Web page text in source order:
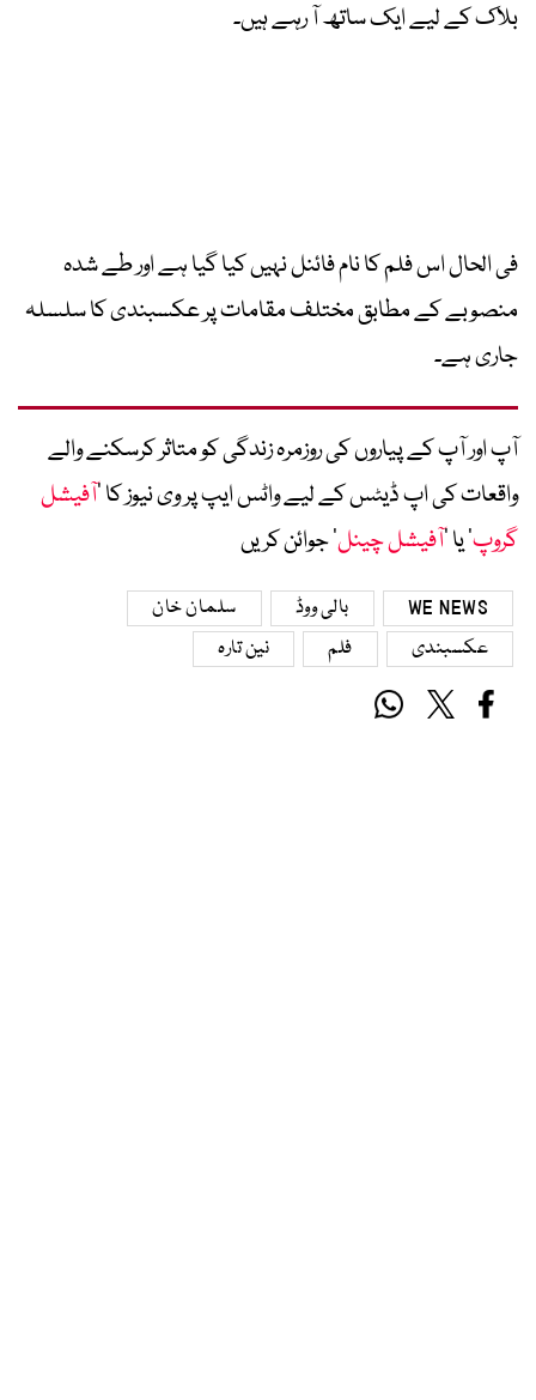
بلاک کے لیے ایک ساتھ آ رہے ہیں۔
فی الحال اس فلم کا نام فائنل نہیں کیا گیا ہے اور طے شدہ
منصوبے کے مطابق مختلف مقامات پر عکسبندی کا سلسلہ
جاری ہے۔
آپ اور آپ کے پیاروں کی روزمرہ زندگی کو متاثر کرسکنے والے
واقعات کی اپ ڈیٹس کے لیے واٹس ایپ پر وی نیوز کا ’آفیشل
گروپ‘ یا ’آفیشل چینل‘ جوائن کریں
WE NEWS بالی ووڈ
سلمان خان
عکسبندی
فلم نین تارہ